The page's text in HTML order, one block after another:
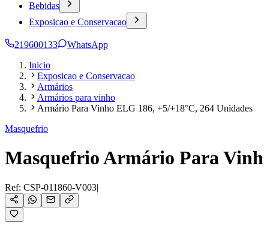
Bebidas
Exposicao e Conservacao
219600133
WhatsApp
Inicio
Exposicao e Conservacao
Armários
Armários para vinho
Armário Para Vinho ELG 186, +5/+18°C, 264 Unidades
Masquefrio
Masquefrio Armário Para
Ref: CSP-011860-V003|